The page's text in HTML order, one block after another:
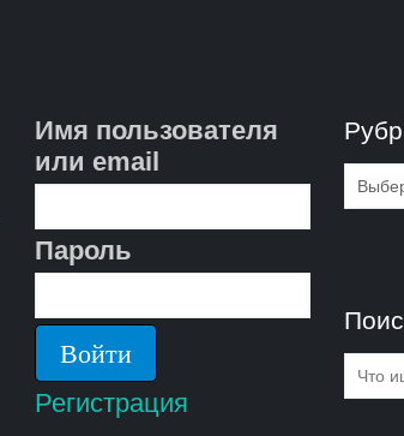
Имя пользователя
или email
Пароль
Регистрация